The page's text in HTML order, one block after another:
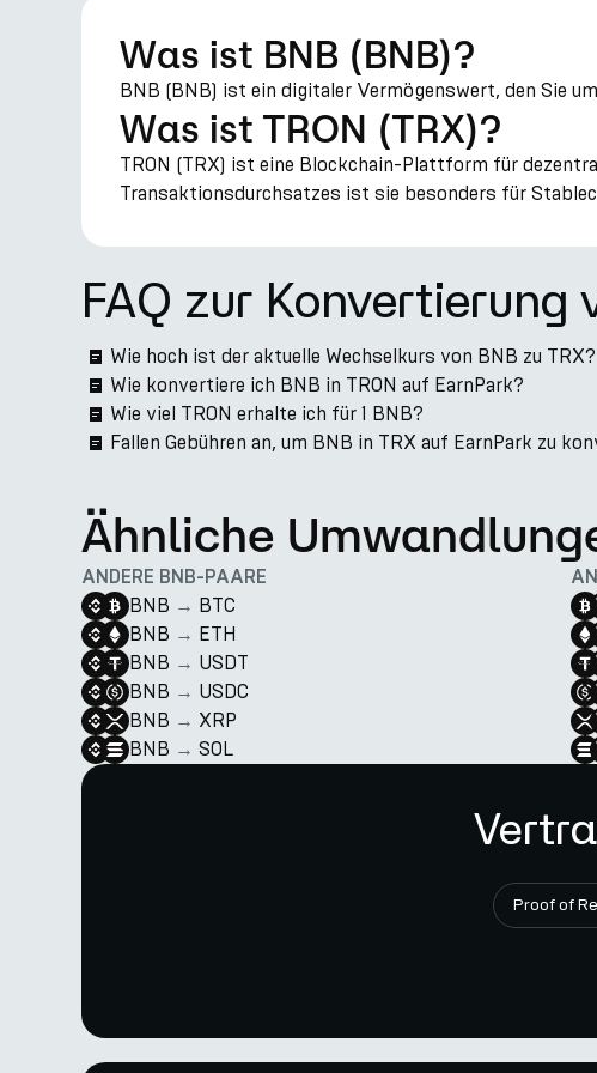
Was ist BNB (BNB)?
BNB (BNB) ist ein digitaler Vermögenswert, den Sie
Was ist TRON (TRX)?
TRON (TRX) ist eine Blockchain-Plattform für
Transaktionsdurchsatzes ist sie besonders für
FAQ zur Konvertierung
Wie hoch ist der aktuelle Wechselkurs von BNB zu TRX?
Wie konvertiere ich BNB in TRON auf EarnPark?
Wie viel TRON erhalte ich für 1 BNB?
Fallen Gebühren an, um BNB in TRX auf EarnPark zu
Ähnliche
ANDERE BNB-PAARE
BNB → BTC
BNB → ETH
BNB → USDT
BNB → USDC
BNB → XRP
BNB → SOL
Proof of